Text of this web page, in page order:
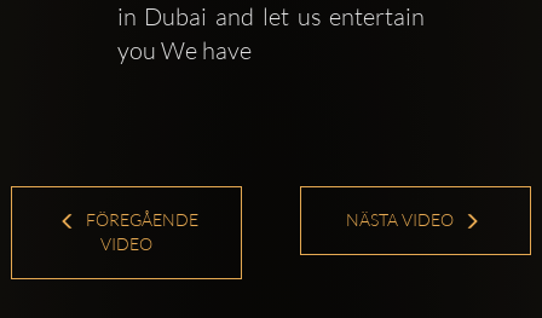
in Dubai and let us entertain
you We have
FÖREGÅENDE
VIDEO
NÄSTA VIDEO